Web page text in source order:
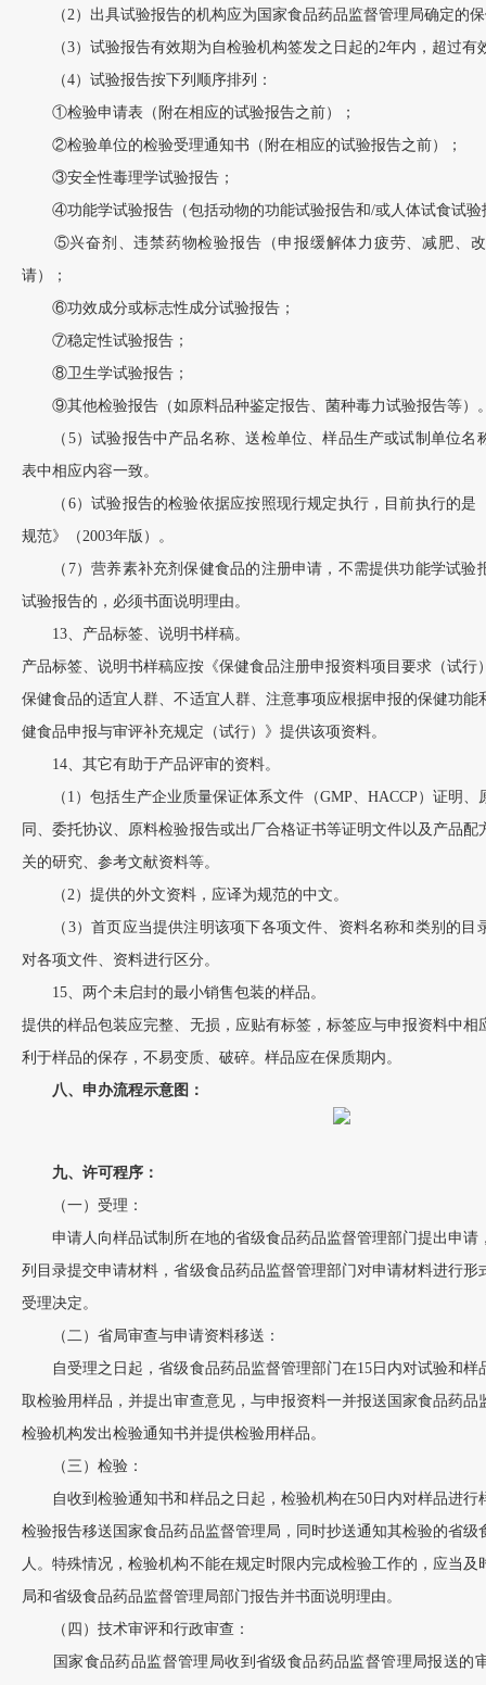
（2）出具试验报告的机构应为国家食品药品监督管理局确定的保
（3）试验报告有效期为自检验机构签发之日起的2年内，超过有
（4）试验报告按下列顺序排列：
①检验申请表（附在相应的试验报告之前）；
②检验单位的检验受理通知书（附在相应的试验报告之前）；
③安全性毒理学试验报告；
④功能学试验报告（包括动物的功能试验报告和/或人体试食试验
⑤兴奋剂、违禁药物检验报告（申报缓解体力疲劳、减肥、改
请）；
⑥功效成分或标志性成分试验报告；
⑦稳定性试验报告；
⑧卫生学试验报告；
⑨其他检验报告（如原料品种鉴定报告、菌种毒力试验报告等）
（5）试验报告中产品名称、送检单位、样品生产或试制单位名
表中相应内容一致。
（6）试验报告的检验依据应按照现行规定执行，目前执行的是
规范》（2003年版）。
（7）营养素补充剂保健食品的注册申请，不需提供功能学试验
试验报告的，必须书面说明理由。
13、产品标签、说明书样稿。
产品标签、说明书样稿应按《保健食品注册申报资料项目要求（试行
保健食品的适宜人群、不适宜人群、注意事项应根据申报的保健功能
健食品申报与审评补充规定（试行）》提供该项资料。
14、其它有助于产品评审的资料。
（1）包括生产企业质量保证体系文件（GMP、HACCP）证明、
同、委托协议、原料检验报告或出厂合格证书等证明文件以及产品
关的研究、参考文献资料等。
（2）提供的外文资料，应译为规范的中文。
（3）首页应当提供注明该项下各项文件、资料名称和类别的目
对各项文件、资料进行区分。
15、两个未启封的最小销售包装的样品。
提供的样品包装应完整、无损，应贴有标签，标签应与申报资料中相
利于样品的保存，不易变质、破碎。样品应在保质期内。
八、申办流程示意图：
九、许可程序：
（一）受理：
申请人向样品试制所在地的省级食品药品监督管理部门提出申请
列目录提交申请材料，省级食品药品监督管理部门对申请材料进行形
受理决定。
（二）省局审查与申请资料移送：
自受理之日起，省级食品药品监督管理部门在15日内对试验和样
取检验用样品，并提出审查意见，与申报资料一并报送国家食品药品
检验机构发出检验通知书并提供检验用样品。
（三）检验：
自收到检验通知书和样品之日起，检验机构在50日内对样品进行
检验报告移送国家食品药品监督管理局，同时抄送通知其检验的省级
人。特殊情况，检验机构不能在规定时限内完成检验工作的，应当
局和省级食品药品监督管理局部门报告并书面说明理由。
（四）技术审评和行政审查：
国家食品药品监督管理局收到省级食品药品监督管理局报送的